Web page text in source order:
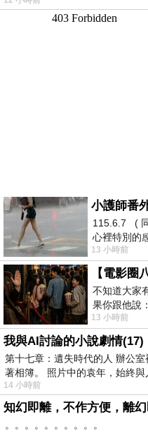
115.6.7 (
心裡特別的
智課的她,特
13 小時前
不知道大家
果你跟他說
出一種慈祥
13 小時前
我與AI討論的小說劇情(17)
第十七章：遺失時代的人 辦公
著相簿。 照片中的袁年，始終與
14 小時前
知幻即離，不作方便，離
。。。。。。。。。。